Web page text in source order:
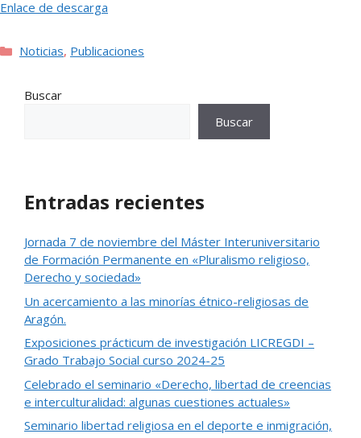
Enlace de descarga
Categorías
Noticias, Publicaciones
Buscar
Buscar
Entradas recientes
Jornada 7 de noviembre del Máster Interuniversitario
de Formación Permanente en «Pluralismo religioso,
Derecho y sociedad»
Un acercamiento a las minorías étnico-religiosas de
Aragón.
Exposiciones prácticum de investigación LICREGDI –
Grado Trabajo Social curso 2024-25
Celebrado el seminario «Derecho, libertad de creencias
e interculturalidad: algunas cuestiones actuales»
Seminario libertad religiosa en el deporte e inmigración,